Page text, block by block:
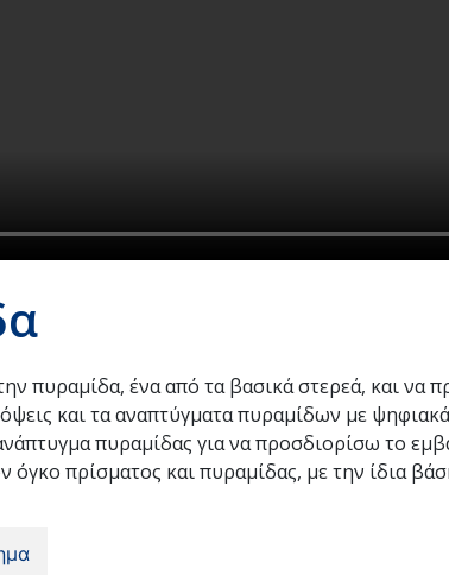
πυραμίδα, ένα από τα βασικά στερεά, και να
και τα αναπτύγματα πυραμίδων με ψηφιακά
πυραμίδας για να προσδιορίσω το
όγκο πρίσματος και πυραμίδας, με την ίδια